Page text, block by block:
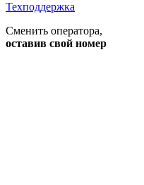
Техподдержка
Сменить оператора,
оставив свой номер